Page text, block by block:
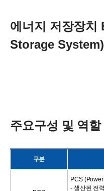
에너지 저장장치
Storage System)
주요구성 및 역할
구분
PCS
- 생산된 전